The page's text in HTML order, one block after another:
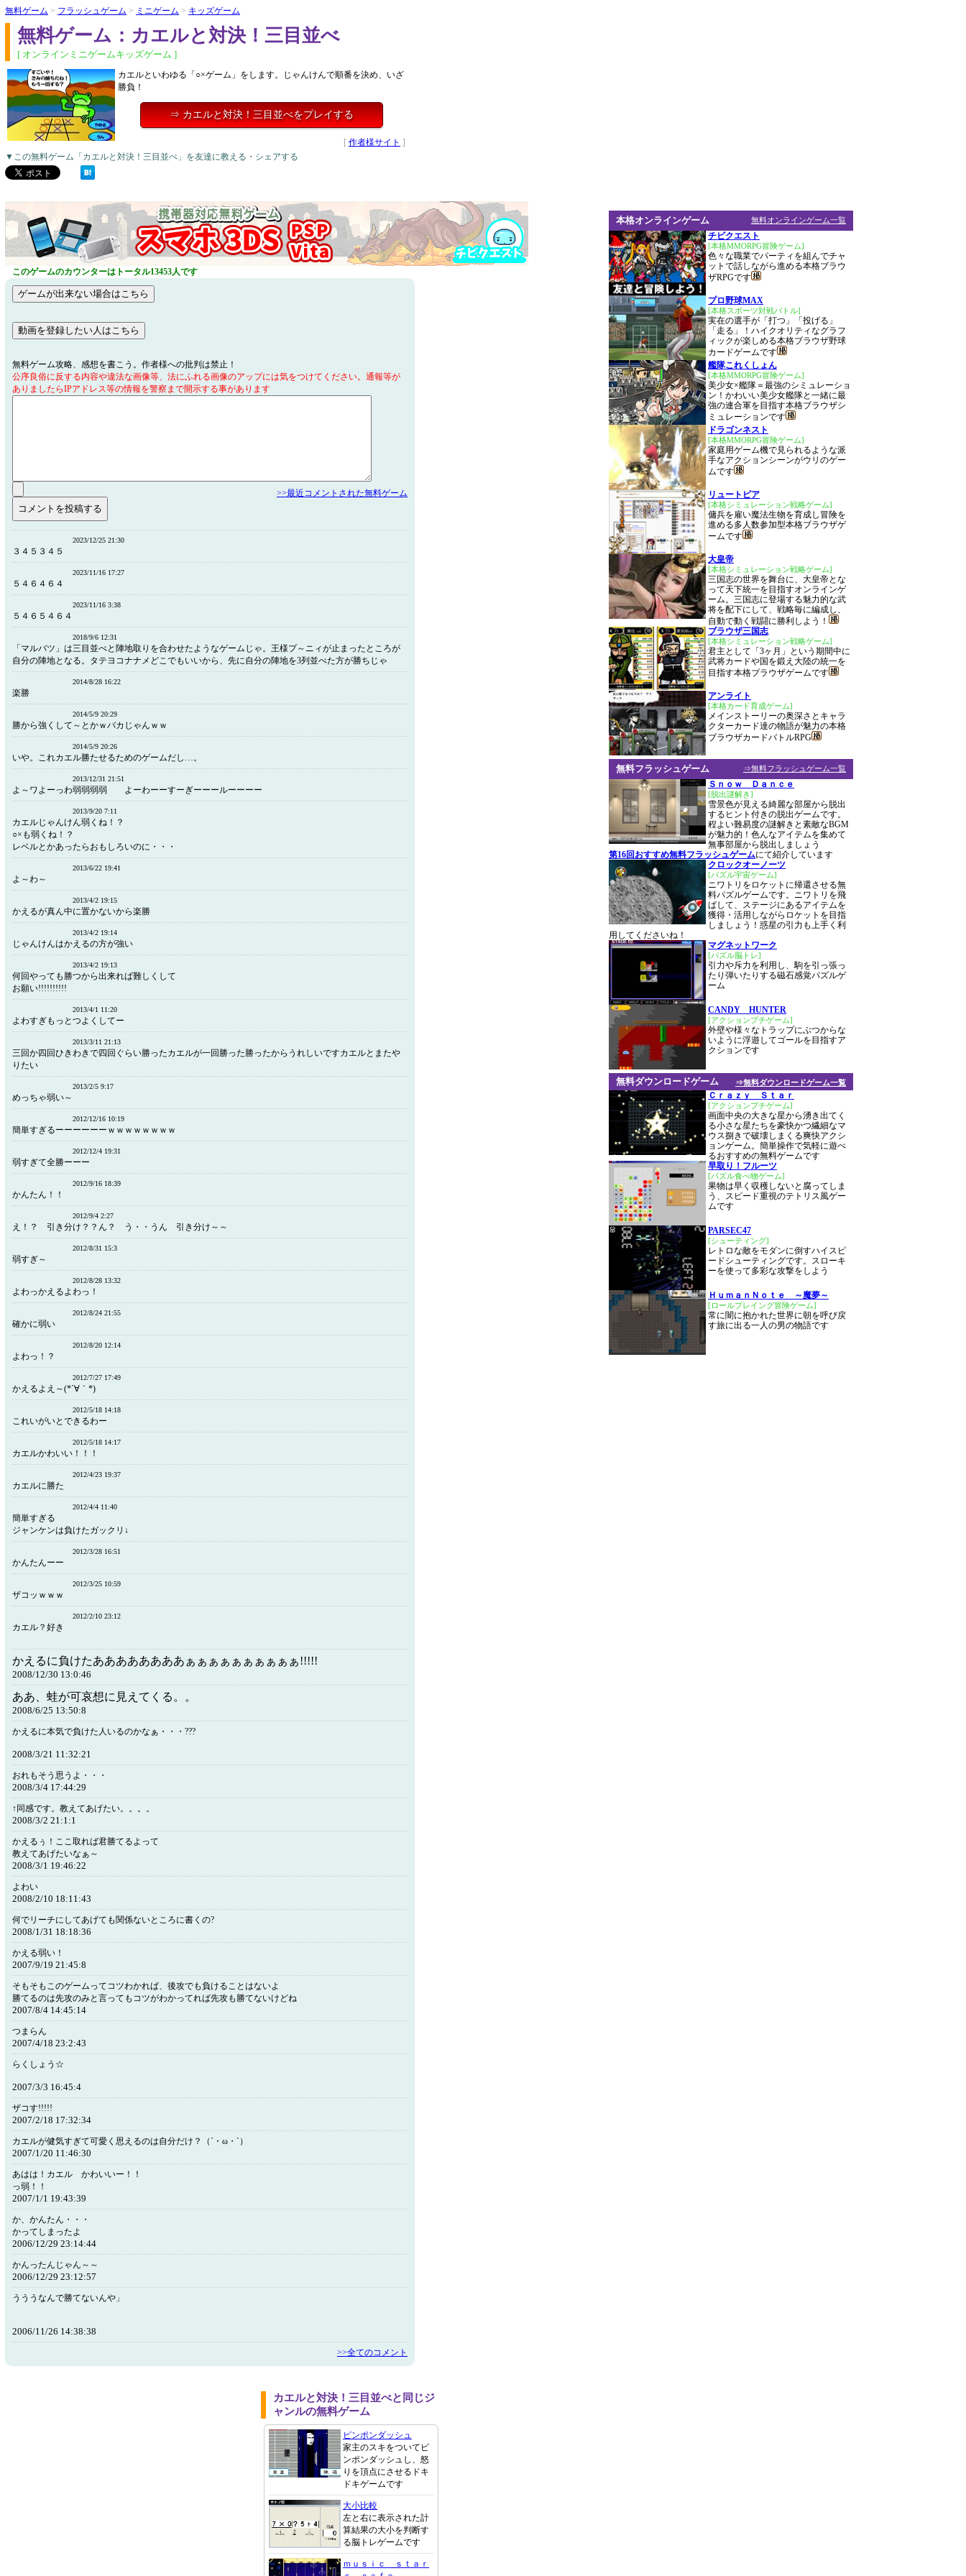
無料ゲーム > フラッシュゲーム > ミニゲーム > キッズゲーム
無料ゲーム：カエルと対決！三目並べ
[ オンラインミニゲームキッズゲーム ]
カエルといわゆる「○×ゲーム」をします。じゃんけんで順番を決め、いざ
勝負！
⇒ カエルと対決！三目並べをプレイする
[ 作者様サイト ]
▼この無料ゲーム「カエルと対決！三目並べ」を友達に教える・シェアする
このゲームのカウンターはトータル13453人です
無料ゲーム攻略、感想を書こう。作者様への批判は禁止！
公序良俗に反する内容や違法な画像等、法にふれる画像のアップには気をつけてください。通報等が
ありましたらIPアドレス等の情報を警察まで開示する事があります
>>最近コメントされた無料ゲーム
2023/12/25 21:30
３４５３４５
2023/11/16 17:27
５４６４６４
2023/11/16 3:38
５４６５４６４
2018/9/6 12:31
「マルバツ」は三目並べと陣地取りを合わせたようなゲームじゃ。王様プ～ニィが止まったところが
自分の陣地となる。タテヨコナナメどこでもいいから、先に自分の陣地を3列並べた方が勝ちじゃ
2014/8/28 16:22
楽勝
2014/5/9 20:29
勝から強くして～とかｗバカじゃんｗｗ
2014/5/9 20:26
いや。これカエル勝たせるためのゲームだし…。
2013/12/31 21:51
よ～ワよーっわ弱弱弱弱 よーわーーすーぎーーールーーーー
2013/9/20 7:11
カエルじゃんけん弱くね！？
○×も弱くね！？
レベルとかあったらおもしろいのに・・・
2013/6/22 19:41
よ～わ～
2013/4/2 19:15
かえるが真ん中に置かないから楽勝
2013/4/2 19:14
じゃんけんはかえるの方が強い
2013/4/2 19:13
何回やっても勝つから出来れば難しくして
お願い!!!!!!!!!!
2013/4/1 11:20
よわすぎもっとつよくしてー
2013/3/11 21:13
三回か四回ひきわきで四回ぐらい勝ったカエルが一回勝った勝ったからうれしいですカエルとまたや
りたい
2013/2/5 9:17
めっちゃ弱い～
2012/12/16 10:19
簡単すぎるーーーーーーｗｗｗｗｗｗｗｗ
2012/12/4 19:31
弱すぎて全勝ーーー
2012/9/16 18:39
かんたん！！
2012/9/4 2:27
え！？ 引き分け？？ん？ う・・うん 引き分け～～
2012/8/31 15:3
弱すぎ～
2012/8/28 13:32
よわっかえるよわっ！
2012/8/24 21:55
確かに弱い
2012/8/20 12:14
よわっ！？
2012/7/27 17:49
かえるよえ～(*´∀｀*)
2012/5/18 14:18
これいがいとできるわー
2012/5/18 14:17
カエルかわいい！！！
2012/4/23 19:37
カエルに勝た
2012/4/4 11:40
簡単すぎる
ジャンケンは負けたガックリ↓
2012/3/28 16:51
かんたんーー
2012/3/25 10:59
ザコッｗｗｗ
2012/2/10 23:12
カエル？好き
かえるに負けたああああああああぁぁぁぁぁぁぁぁぁぁ!!!!!
2008/12/30 13:0:46
ああ、蛙が可哀想に見えてくる。。
2008/6/25 13:50:8
かえるに本気で負けた人いるのかなぁ・・・???
2008/3/21 11:32:21
おれもそう思うよ・・・
2008/3/4 17:44:29
↑同感です。教えてあげたい。。。。
2008/3/2 21:1:1
かえるぅ！ここ取れば君勝てるよって
教えてあげたいなぁ～
2008/3/1 19:46:22
よわい
2008/2/10 18:11:43
何でリーチにしてあげても関係ないところに書くの?
2008/1/31 18:18:36
かえる弱い！
2007/9/19 21:45:8
そもそもこのゲームってコツわかれば、後攻でも負けることはないよ
勝てるのは先攻のみと言ってもコツがわかってれば先攻も勝てないけどね
2007/8/4 14:45:14
つまらん
2007/4/18 23:2:43
らくしょう☆
2007/3/3 16:45:4
ザコす!!!!!
2007/2/18 17:32:34
カエルが健気すぎて可愛く思えるのは自分だけ？（´・ω・`）
2007/1/20 11:46:30
あはは！カエル かわいいー！！
っ弱！！
2007/1/1 19:43:39
か、かんたん・・・
かってしまったよ
2006/12/29 23:14:44
かんったんじゃん～～
2006/12/29 23:12:57
うううなんで勝てないんや」
2006/11/26 14:38:38
>>全てのコメント
カエルと対決！三目並べと同じジ
ャンルの無料ゲーム
ピンポンダッシュ
家主のスキをついてピ
ンポンダッシュし、怒
りを頂点にさせるドキ
ドキゲームです
大小比較
左と右に表示された計
算結果の大小を判断す
る脳トレゲームです
ｍｕｓｉｃ ｓｔａｒ
無料オンラインゲーム一覧
本格オンラインゲーム
チビクエスト
[本格MMORPG冒険ゲーム]
色々な職業でパーティを組んでチャ
ットで話しながら進める本格ブラウ
ザRPGです
プロ野球MAX
[本格スポーツ対戦バトル]
実在の選手が「打つ」「投げる」
「走る」！ハイクオリティなグラフ
ィックが楽しめる本格ブラウザ野球
カードゲームです
艦隊これくしょん
[本格MMORPG冒険ゲーム]
美少女×艦隊＝最強のシミュレーショ
ン！かわいい美少女艦隊と一緒に最
強の連合軍を目指す本格ブラウザシ
ミュレーションです
ドラゴンネスト
[本格MMORPG冒険ゲーム]
家庭用ゲーム機で見られるような派
手なアクションシーンがウリのゲー
ムです
リュートピア
[本格シミュレーション戦略ゲーム]
傭兵を雇い魔法生物を育成し冒険を
進める多人数参加型本格ブラウザゲ
ームです
大皇帝
[本格シミュレーション戦略ゲーム]
三国志の世界を舞台に、大皇帝とな
って天下統一を目指すオンラインゲ
ーム。三国志に登場する魅力的な武
将を配下にして、戦略毎に編成し、
自動で動く戦闘に勝利しよう！
ブラウザ三国志
[本格シミュレーション戦略ゲーム]
君主として「3ヶ月」という期間中に
武将カードや国を鍛え大陸の統一を
目指す本格ブラウザゲームです
アンライト
[本格カード育成ゲーム]
メインストーリーの奥深さとキャラ
クターカード達の物語が魅力の本格
ブラウザカードバトルRPG
⇒無料フラッシュゲーム一覧
無料フラッシュゲーム
Ｓｎｏｗ Ｄａｎｃｅ
[脱出謎解き]
雪景色が見える綺麗な部屋から脱出
するヒント付きの脱出ゲームです。
程よい難易度の謎解きと素敵なBGM
が魅力的！色んなアイテムを集めて
無事部屋から脱出しましょう
第16回おすすめ無料フラッシュゲームにて紹介しています
クロックオーノーツ
[パズル宇宙ゲーム]
ニワトリをロケットに帰還させる無
料パズルゲームです。ニワトリを飛
ばして、ステージにあるアイテムを
獲得・活用しながらロケットを目指
しましょう！惑星の引力も上手く利
用してくださいね！
マグネットワーク
[パズル脳トレ]
引力や斥力を利用し、駒を引っ張っ
たり弾いたりする磁石感覚パズルゲ
ーム
CANDY HUNTER
[アクションプチゲーム]
外壁や様々なトラップにぶつからな
いように浮遊してゴールを目指すア
クションです
⇒無料ダウンロードゲーム一覧
無料ダウンロードゲーム
Ｃｒａｚｙ Ｓｔａｒ
[アクションプチゲーム]
画面中央の大きな星から湧き出てく
る小さな星たちを豪快かつ繊細なマ
ウス捌きで破壊しまくる爽快アクシ
ョンゲーム。簡単操作で気軽に遊べ
るおすすめの無料ゲームです
早取り！フルーツ
[パズル食べ物ゲーム]
果物は早く収穫しないと腐ってしま
う、スピード重視のテトリス風ゲー
ムです
PARSEC47
[シューティング]
レトロな敵をモダンに倒すハイスピ
ードシューティングです。スローキ
ーを使って多彩な攻撃をしよう
ＨｕｍａｎＮｏｔｅ ～魔夢～
[ロールプレイング冒険ゲーム]
常に闇に抱かれた世界に朝を呼び戻
す旅に出る一人の男の物語です